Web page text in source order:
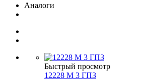
Аналоги
Быстрый просмотр
12228 М 3 ГПЗ